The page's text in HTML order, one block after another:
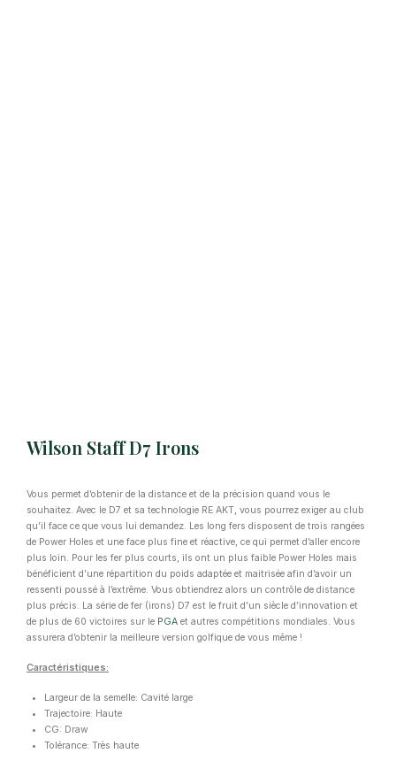
Wilson Staff D7 Irons
Vous permet d’obtenir de la distance et de la précision quand vous le
souhaitez. Avec le D7 et sa technologie RE AKT, vous pourrez exiger au club
qu’il face ce que vous lui demandez. Les long fers disposent de trois rangées
de Power Holes et une face plus fine et réactive, ce qui permet d’aller encore
plus loin. Pour les fer plus courts, ils ont un plus faible Power Holes mais
bénéficient d’une répartition du poids adaptée et maitrisée afin d’avoir un
ressenti poussé à l’extrême. Vous obtiendrez alors un contrôle de distance
plus précis. La série de fer (irons) D7 est le fruit d’un siècle d’innovation et
de plus de 60 victoires sur le PGA et autres compétitions mondiales. Vous
assurera d’obtenir la meilleure version golfique de vous même !
Caractéristiques:
Largeur de la semelle: Cavité large
Trajectoire: Haute
CG: Draw
Tolérance: Très haute